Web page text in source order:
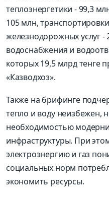
теплоэнергетики - 99,3
105 млн,
железнодорожных услуг -
водоснабжения и
которых 19,5 млрд тенге
«Казводхоз».
Также на брифинге
тепло и воду неизбежен,
необходимостью
инфраструктуры. При
электроэнергию и газ
социальных норм
экономить ресурсы.